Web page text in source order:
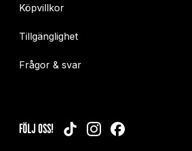
Köpvillkor
Tillgänglighet
Frågor & svar
FÖLJ OSS! TIKTOKINSTAGRAMFACEBOOK